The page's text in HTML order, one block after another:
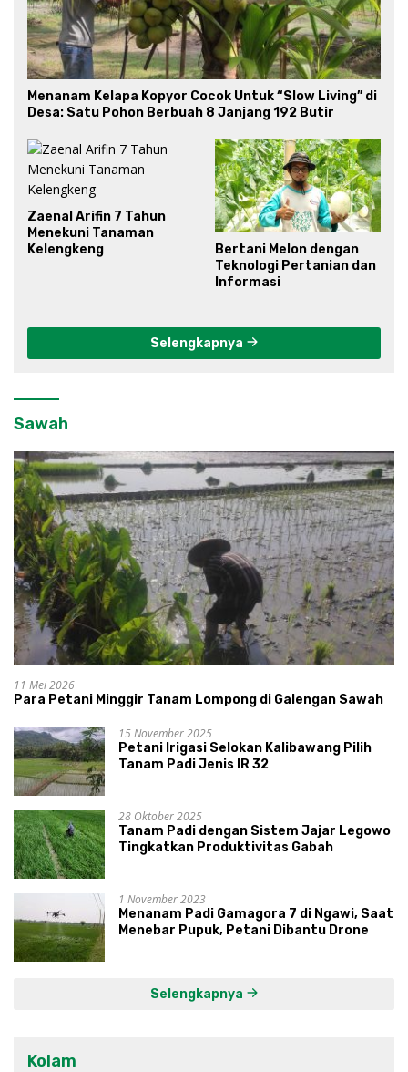
Menanam Kelapa Kopyor Cocok Untuk “Slow Living” di
Desa: Satu Pohon Berbuah 8 Janjang 192 Butir
Zaenal Arifin 7 Tahun
Menekuni Tanaman
Kelengkeng
Bertani Melon dengan
Teknologi Pertanian dan
Informasi
Selengkapnya
Sawah
11 Mei 2026
Para Petani Minggir Tanam Lompong di Galengan Sawah
15 November 2025
Petani Irigasi Selokan Kalibawang Pilih
Tanam Padi Jenis IR 32
28 Oktober 2025
Tanam Padi dengan Sistem Jajar Legowo
Tingkatkan Produktivitas Gabah
1 November 2023
Menanam Padi Gamagora 7 di Ngawi, Saat
Menebar Pupuk, Petani Dibantu Drone
Selengkapnya
Kolam